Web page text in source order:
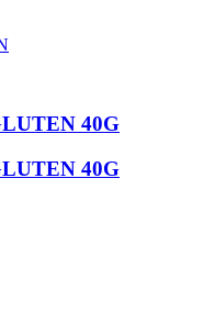
40G
40G